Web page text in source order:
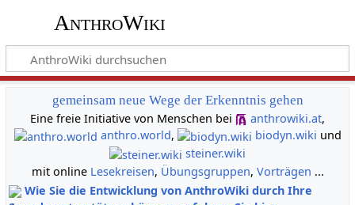
AnthroWiki
gemeinsam neue Wege der Erkenntnis gehen
Eine freie Initiative von Menschen bei
anthrowiki.at,
anthro.world, biodyn.wiki und
steiner.wiki
mit online Lesekreisen, Übungsgruppen, Vorträgen ...
Wie Sie die Entwicklung von AnthroWiki durch Ihre